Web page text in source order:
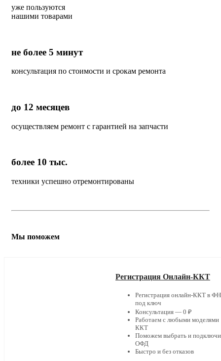
уже пользуются
нашими товарами
не более 5 минут
консультация по стоимости и срокам ремонта
до 12 месяцев
осуществляем ремонт с гарантией на запчасти
более 10 тыс.
техники успешно отремонтированы
Мы поможем
Регистрация Онлайн-ККТ
Регистрация онлайн-ККТ в
под ключ
Консультация — 0 ₽
Работаем с любыми моделями
ККТ
Поможем выбрать и
ОФД
Быстро и без отказов